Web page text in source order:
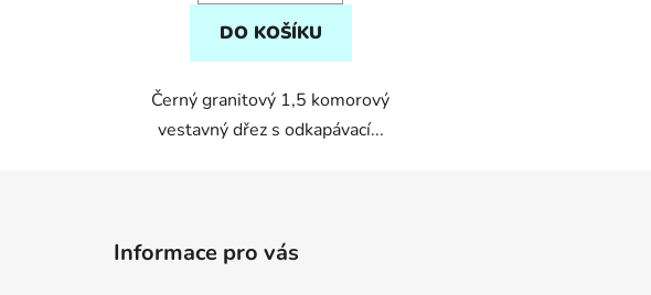
hvězdiček.
DO KOŠÍKU
Černý granitový 1,5 komorový
vestavný dřez s odkapávací...
Informace pro vás